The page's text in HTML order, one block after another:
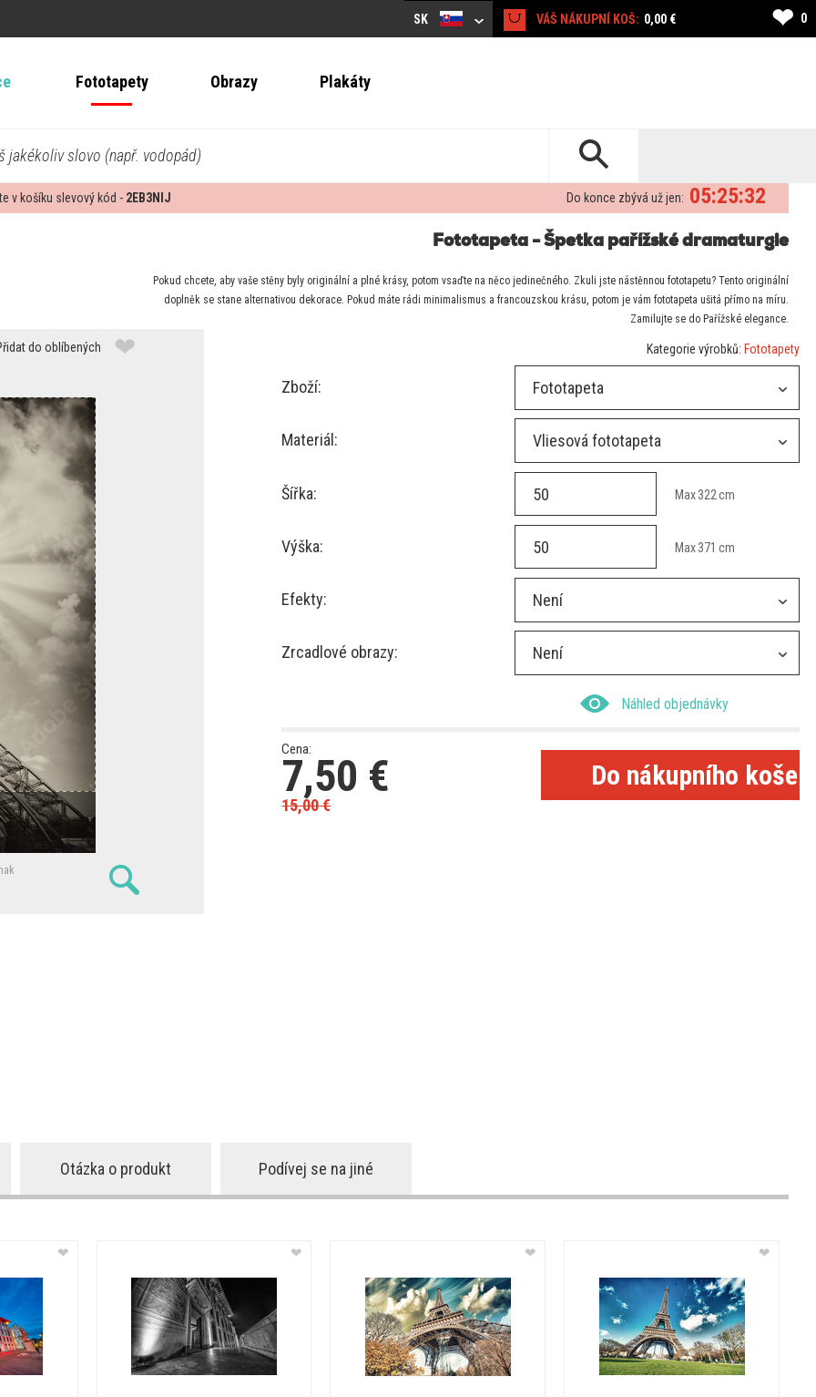
SK VÁŠ NÁKUPNÍ KOŠ: 0,00 € ❤ 0
Fototapety Obrazy Plakáty
jakékoliv slovo (např. vodopád)
v košíku slevový kód - 2EB3NIJ 05:25:31
Do konce zbývá už jen:
Fototapeta - Špetka pařížské dramaturgie
Pokud chcete, aby vaše stěny byly originální a plné krásy, potom vsaďte na něco jedinečného. Zkuli jste nástěnnou fototapetu? Tento originální
doplněk se stane alternativou dekorace. Pokud máte rádi minimalismus a francouzskou krásu, potom je vám fototapeta ušitá přímo na míru.
Zamilujte se do Pařížské elegance.
do oblíbených ❤ Kategorie výrobků: Fototapety
Zboží: Fototapeta
Materiál: Vliesová fototapeta
Šířka: Max322 cm
Výška: Max371 cm
Efekty: Není
Zrcadlové obrazy: Není
Náhled objednávky
Cena:
7,50 €
15,00€
Otázka o produkt Podívej se na jiné
❤ ❤ ❤ ❤